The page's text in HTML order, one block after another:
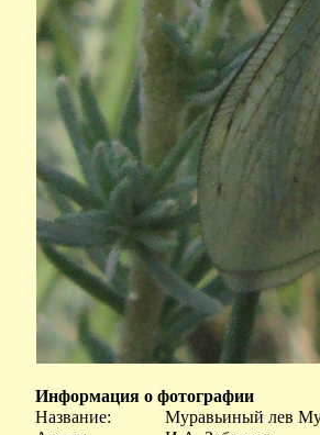
Информация о фотографии
Название:
Муравьиный лев